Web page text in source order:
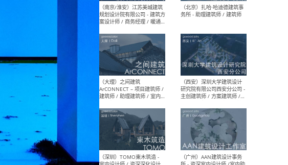
设计实习生 / 建筑设计师
（应届）/ 建筑设计师（方案
设计）/ 建筑设计师（施工
图）/ 结构设计师 / 给排水设
计师
（上海）或者设计 OR
Design - 室内主案设计师 /
室内设计师 / 施工图深化设
计师 / 室内设计助理 / 新媒
体运营